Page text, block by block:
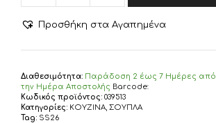
ISHMAR
BLUE
HOMEWARE,
100%
BAMBAKI
ποσότητα
Προσθήκη στα Αγαπημένα
Διαθεσιμότητα: Παράδoση 2 έως 7 Ημέρες από
την Ημέρα Αποστολής Barcode:
Κωδικός προϊόντος: 039513
Κατηγορίες: ΚΟΥΖΙΝΑ ΣΟΥΠΛΑ
Tag: SS26